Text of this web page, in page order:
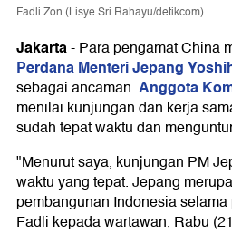
Fadli Zon (Lisye Sri Rahayu/detikcom)
Jakarta-Para pengamat China
Perdana Menteri Jepang
sebagai ancaman.Anggota
menilai kunjungan dan kerja
sudah tepat waktu dan
"Menurut saya, kunjungan PM
waktu yang tepat. Jepang
pembangunan Indonesia
Fadli kepada wartawan, Rabu